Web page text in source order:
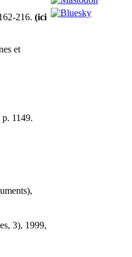
216. (ici
et
1149.
3), 1999,